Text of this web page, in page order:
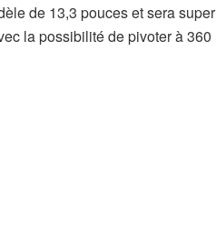
de 13,3 pouces et sera super
la possibilité de pivoter à 360